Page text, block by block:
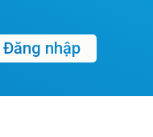
Đăng nhập